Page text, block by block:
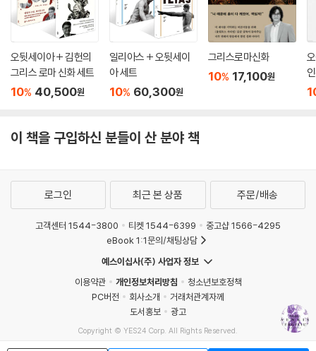
오뒷세이아 + 김헌의
그리스 로마 신화 세트
10% 40,500원
일리아스 + 오뒷세이
아 세트
10% 60,300원
그리스로마신화
10% 17,100원
이 책을 구입하신 분들이 산 분야 책
로그인 최근 본 상품 주문/배송
고객센터 1544-3800 티켓 1544-6399
중고샵 1566-4295
eBook 1:1문의/채팅상담
예스이십사(주) 사업자 정보
이용약관
개인정보처리방침
청소년보호정책
PC버전
회사소개
거래처관계자께
도서홍보
광고
Copyright © YES24 Corp. All Rights Reserved.